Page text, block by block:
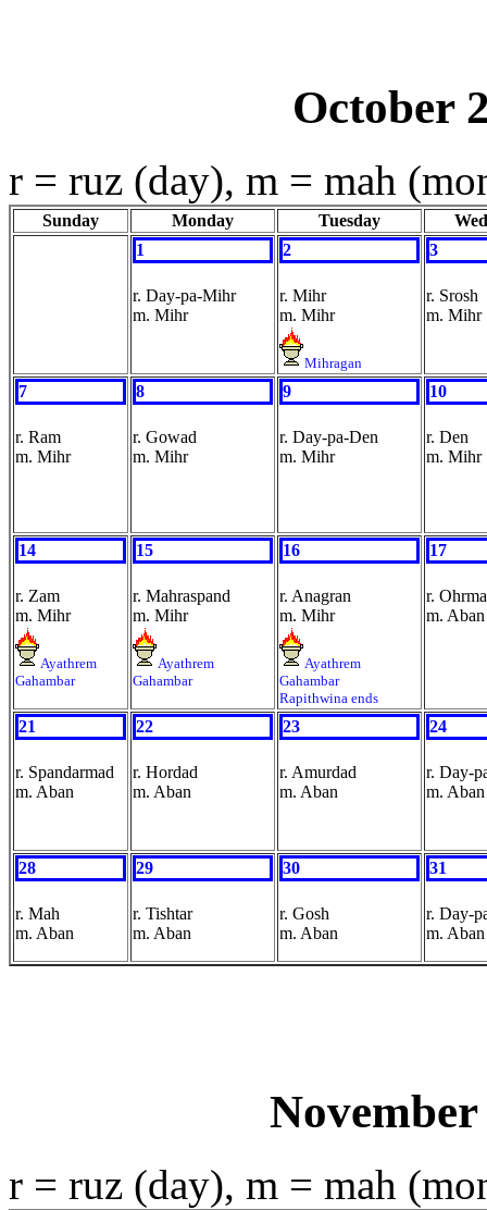
October
r = ruz (day), m = mah
Sunday Monday Tuesday
1
r. Day-pa-Mihr
m. Mihr
2
r. Mihr
m. Mihr
Mihragan
3
r. Srosh
m. Mihr
7
r. Ram
m. Mihr
8
r. Gowad
m. Mihr
9
r. Day-pa-Den
m. Mihr
10
r. Den
m. Mihr
14
r. Zam
m. Mihr
Ayathrem
Gahambar
15
r. Mahraspand
m. Mihr
Ayathrem
Gahambar
16
r. Anagran
m. Mihr
Ayathrem
Gahambar
Rapithwina ends
17
r.
m. Aban
21
r. Spandarmad
m. Aban
22
r. Hordad
m. Aban
23
r. Amurdad
m. Aban
24
r. Day-
m. Aban
28
r. Mah
m. Aban
29
r. Tishtar
m. Aban
30
r. Gosh
m. Aban
31
r. Day-
m. Aban
r = ruz (day), m = mah